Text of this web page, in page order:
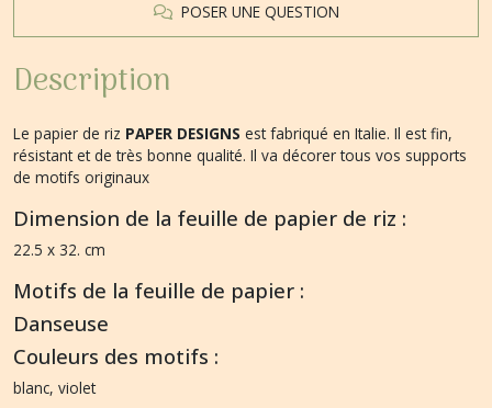
POSER UNE QUESTION
Description
Le papier de riz PAPER DESIGNS est fabriqué en Italie. Il est fin,
résistant et de très bonne qualité. Il va décorer tous vos supports
de motifs originaux
Dimension de la feuille de papier de riz :
22.5 x 32. cm
Motifs de la feuille de papier :
Danseuse
Couleurs des motifs :
blanc, violet